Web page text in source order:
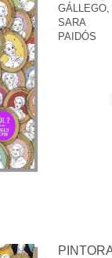
GÁLLEGO,
SARA
PAIDÓS